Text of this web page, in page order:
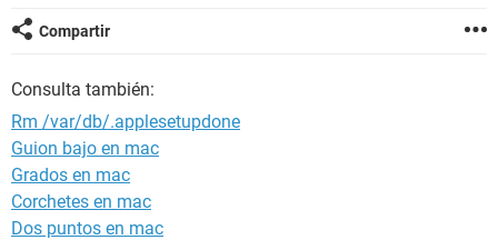
Compartir
Consulta también:
Rm /var/db/.applesetupdone
Guion bajo en mac
Grados en mac
Corchetes en mac
Dos puntos en mac